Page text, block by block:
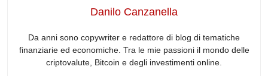
p
Danilo Canzanella
Da anni sono copywriter e redattore di blog di tematiche
finanziarie ed economiche. Tra le mie passioni il mondo delle
criptovalute, Bitcoin e degli investimenti online.